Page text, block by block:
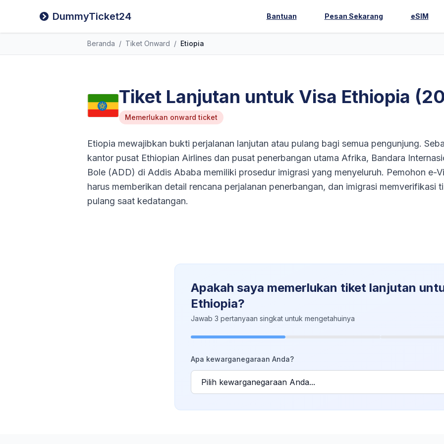
DummyTicket24 Bantuan Pesan Sekarang eSIM
Beranda / Tiket Onward / Etiopia
Tiket Lanjutan untuk Visa Ethiopia
Memerlukan onward ticket
Etiopia mewajibkan bukti perjalanan lanjutan atau pulang bagi semua pengunjung.
kantor pusat Ethiopian Airlines dan pusat penerbangan utama Afrika, Bandara
Bole (ADD) di Addis Ababa memiliki prosedur imigrasi yang menyeluruh. Pemohon e-
harus memberikan detail rencana perjalanan penerbangan, dan imigrasi memverifikasi
pulang saat kedatangan.
Apakah saya memerlukan tiket lanjutan
Ethiopia?
Jawab 3 pertanyaan singkat untuk mengetahuinya
Apa kewarganegaraan Anda?